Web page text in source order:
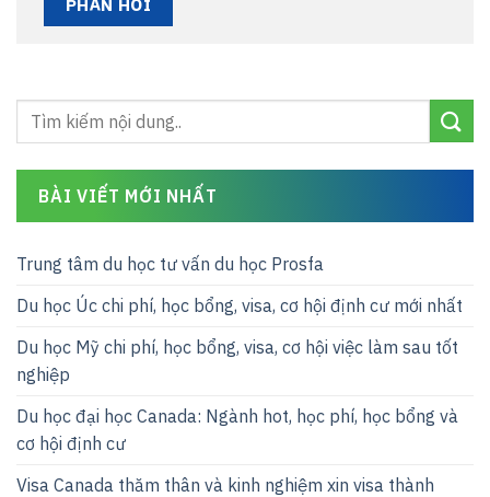
BÀI VIẾT MỚI NHẤT
Trung tâm du học tư vấn du học Prosfa
Du học Úc chi phí, học bổng, visa, cơ hội định cư mới nhất
Du học Mỹ chi phí, học bổng, visa, cơ hội việc làm sau tốt
nghiệp
Du học đại học Canada: Ngành hot, học phí, học bổng và
cơ hội định cư
Visa Canada thăm thân và kinh nghiệm xin visa thành